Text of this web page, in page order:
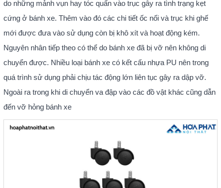
do những mảnh vụn hay tóc quấn vào trục gây ra tình trạng kẹt
cứng ở bánh xe. Thêm vào đó các chi tiết ốc nối và trục khi ghế
mới được đưa vào sử dụng còn bị khô xít và hoạt động kém.
Nguyên nhân tiếp theo có thể do bánh xe đã bị vỡ nên không di
chuyển được. Nhiều loại bánh xe có kết cấu nhựa PU nên trong
quá trình sử dụng phải chịu tác động lớn liên tục gây ra dập vỡ.
Ngoài ra trong khi di chuyển va đập vào các đồ vật khác cũng dẫn
đến vỡ hỏng bánh xe